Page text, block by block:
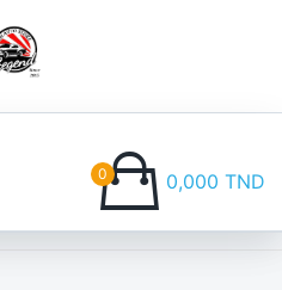
0,000 TND
0